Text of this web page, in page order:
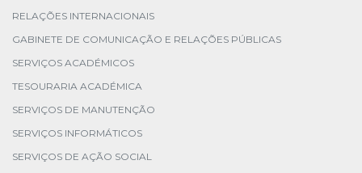
RELAÇÕES INTERNACIONAIS
GABINETE DE COMUNICAÇÃO E RELAÇÕES PÚBLICAS
SERVIÇOS ACADÉMICOS
TESOURARIA ACADÉMICA
SERVIÇOS DE MANUTENÇÃO
SERVIÇOS INFORMÁTICOS
SERVIÇOS DE AÇÃO SOCIAL